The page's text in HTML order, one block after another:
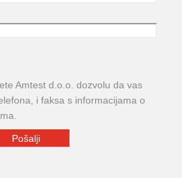
Amtest d.o.o. dozvolu da vas
i faksa s informacijama o